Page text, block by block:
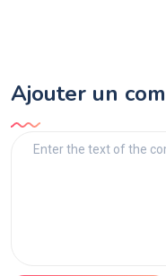
Ajouter un